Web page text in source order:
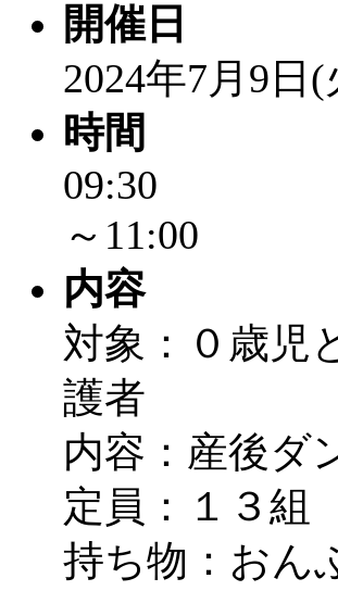
ットせよ！
「皆鶴姫のこ
～」 受付期
「子育て交流
間：2026/08/
「赤ちゃん交
間：2026/08/
「みなづる号
de 健康づくり」
「堂島地区歴
開催日
2024年7月9日(
時間
09:30
～11:00
内容
対象：０歳児
護者
内容：産後ダ
定員：１３組
持ち物：おん